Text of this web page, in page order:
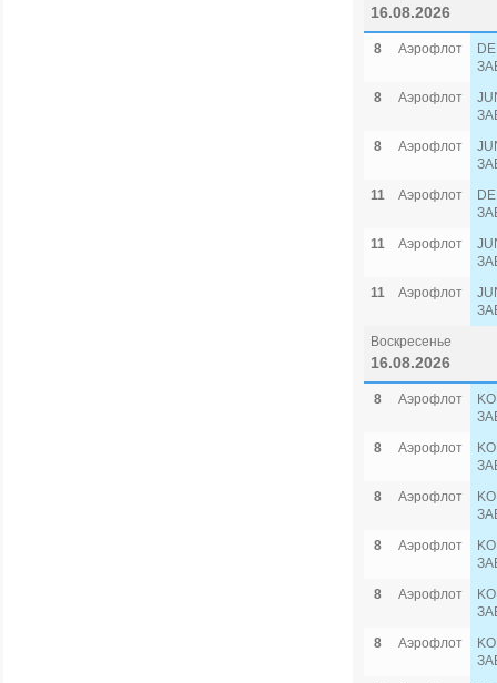
16.08.2026
8 Аэрофлот
8
Аэрофлот
8
Аэрофлот
11
Аэрофлот
11
Аэрофлот
11
Аэрофлот
Воскресенье
16.08.2026
8 Аэрофлот
8
Аэрофлот
8
Аэрофлот
8
Аэрофлот
8
Аэрофлот
8
Аэрофлот